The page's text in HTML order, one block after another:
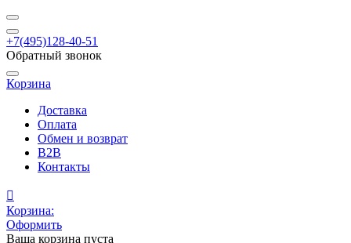
+7(495)128-40-51
Обратный звонок
Корзина
Доставка
Оплата
Обмен и возврат
B2B
Контакты
Корзина:
Оформить
Ваша корзина пуста